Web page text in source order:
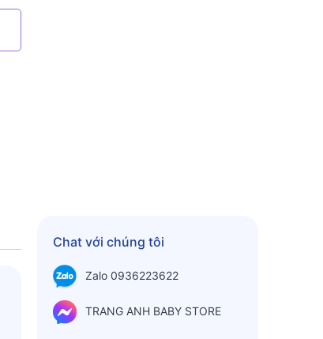
Chat với chúng tôi
Zalo 0936223622
TRANG ANH BABY STORE